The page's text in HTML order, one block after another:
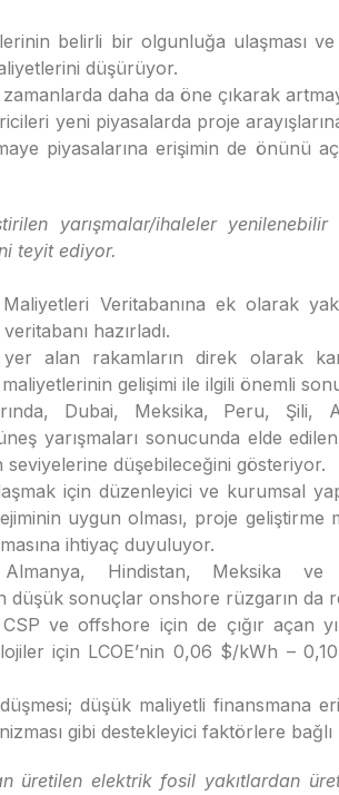
belirli bir olgunluğa ulaşması
düşürüyor.
daha da öne çıkarak
yeni piyasalarda proje
piyasalarına erişimin de önünü
yarışmalar/ihaleler
teyit ediyor.
Veritabanına ek olarak
hazırladı.
alan rakamların direk olarak
gelişimi ile ilgili önemli
Dubai, Meksika, Peru, Şili,
yarışmaları sonucunda elde
seviyelerine düşebileceğini gösteriyor.
için düzenleyici ve kurumsal
uygun olması, proje geliştirme
ihtiyaç duyuluyor.
Hindistan, Meksika ve
düşük sonuçlar onshore rüzgarın
ve offshore için de çığır açan
için LCOE’nin 0,06 $/kWh –
düşük maliyetli finansmana
gibi destekleyici faktörlere
üretilen elektrik fosil yakıtlardan